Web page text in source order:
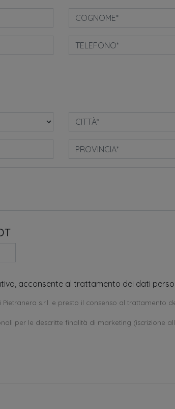
acconsente al trattamento dei dati
s.r.l. e presto il consenso al trattamento
per le descritte finalità di marketing (iscrizione